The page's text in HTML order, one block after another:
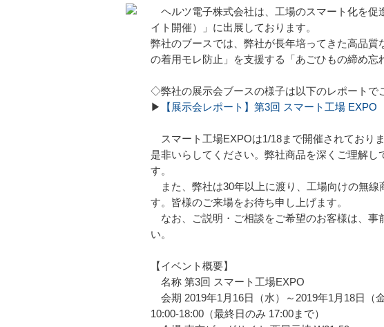
ヘルツ電子株式会社は、工場のスマート化を促
イト開催）」に出展しております。
弊社のブースでは、弊社が長年培ってきた高品
の着用モレ防止」を支援する「あごひもの締め忘
◇弊社の展示会ブースの様子は以下のレポートで
▶
【展示会レポート】第3回 スマート工場 EXPO
スマート工場EXPOは1/18まで開催されており
是非いらしてください。弊社商品を深くご理解
す。
また、弊社は30年以上に渡り、工場向けの無線
す。皆様のご来場をお待ち申し上げます。
なお、ご説明・ご相談をご希望のお客様は、事
い。
【イベント概要】
名称 第3回 スマート工場EXPO
会期 2019年1月16日（水）～2019年1月18日（金
10:00-18:00（最終日のみ 17:00まで）